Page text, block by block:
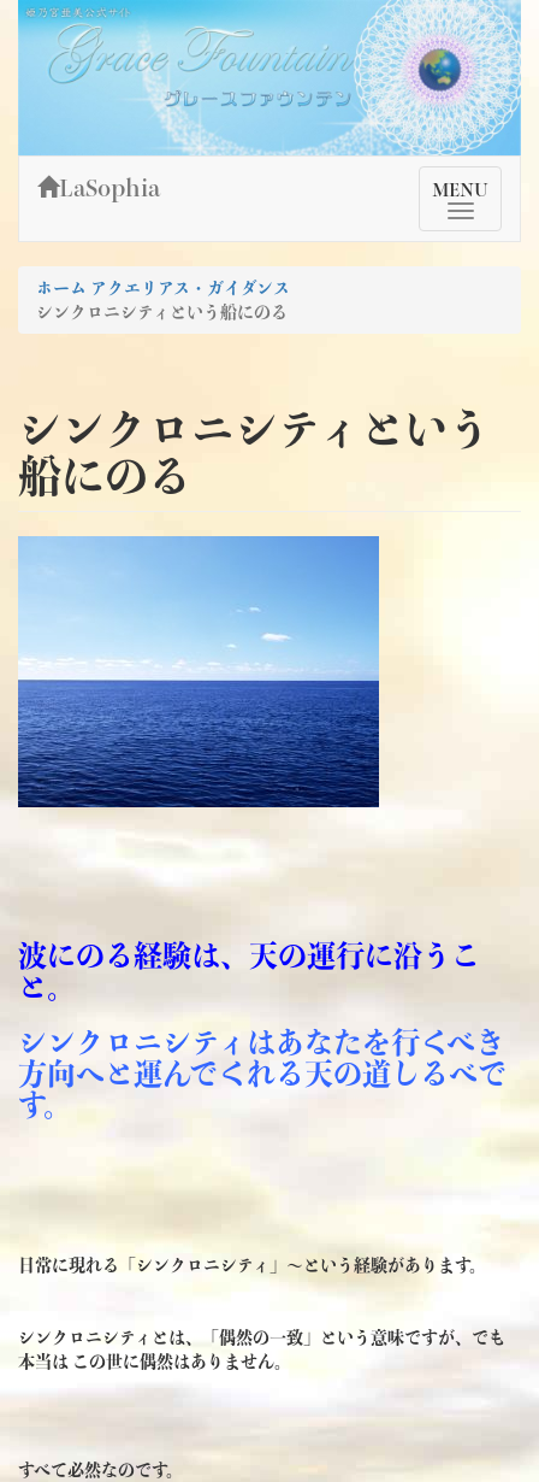
Skip
content
姫乃宮亜美公式サイト～Grace Fountain～
グレースファウンテン
TMenu
MENU
LaSophia
ホーム アクエリアス・ガイダンス
シンクロニシティという船にのる
シンクロニシティという
船にのる
波にのる経験は、天の運行に沿うこ
と。
シンクロニシティはあなたを行くべき
方向へと運んでくれる天の道しるべで
す。
日常に現れる「シンクロニシティ」～という経験があります。
シンクロニシティとは、「偶然の一致」という意味ですが、でも
本当は この世に偶然はありません。
すべて必然なのです。